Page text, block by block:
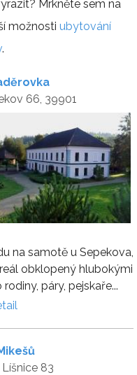
Mrkněte sem na
možnosti ubytování
.
66, 39901
na samotě u Sepekova,
obklopený hlubokými
páry, pejskaře...
Líšnice 83